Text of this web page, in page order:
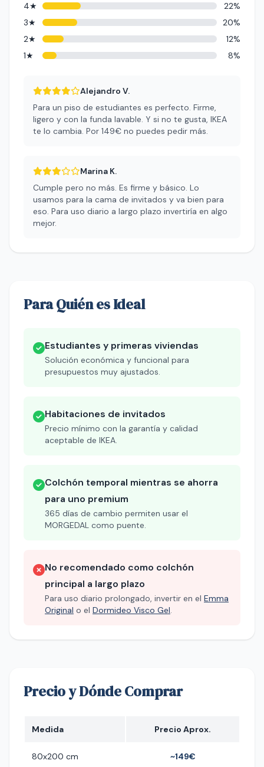
4★
22%
3★
20%
2★
12%
1★
8%
Alejandro V.
Para un piso de estudiantes es perfecto. Firme,
ligero y con la funda lavable. Y si no te gusta, IKEA
te lo cambia. Por 149€ no puedes pedir más.
Marina K.
Cumple pero no más. Es firme y básico. Lo
usamos para la cama de invitados y va bien para
eso. Para uso diario a largo plazo invertiría en algo
mejor.
Para Quién es Ideal
Estudiantes y primeras viviendas
Solución económica y funcional para
presupuestos muy ajustados.
Habitaciones de invitados
Precio mínimo con la garantía y calidad
aceptable de IKEA.
Colchón temporal mientras se ahorra
para uno premium
365 días de cambio permiten usar el
MORGEDAL como puente.
No recomendado como colchón
principal a largo plazo
Para uso diario prolongado, invertir en el Emma
Original o el Dormideo Visco Gel.
Precio y Dónde Comprar
Medida Precio Aprox.
80x200 cm ~149€